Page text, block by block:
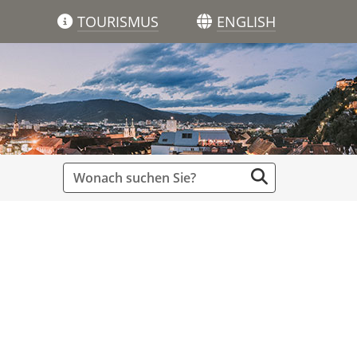
TOURISMUS ENGLISH